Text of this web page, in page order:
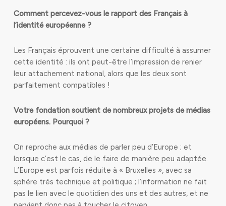
Comment percevez-vous le rapport des Français à
l’identité européenne ?
Les Français éprouvent une certaine difficulté à assumer
cette identité : ils ont peut-être l’impression de renier
leur attachement national, alors que les deux sont
parfaitement compatibles !
Votre fondation soutient de nombreux projets de médias
européens. Pourquoi ?
On reproche aux médias de parler peu d’Europe ; et
lorsque c’est le cas, de le faire de manière peu adaptée.
L’Europe est parfois réduite à « Bruxelles », avec sa
sphère très technique et politique ; l’information ne fait
pas le lien avec le quotidien des uns et des autres, et ne